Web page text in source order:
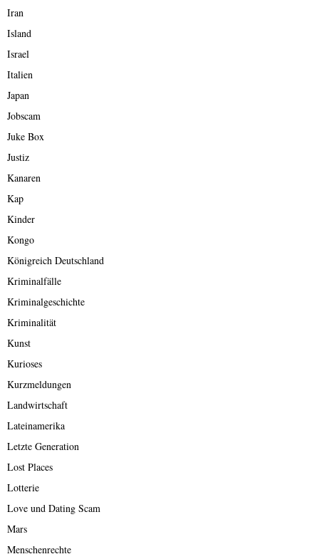
Iran
Island
Israel
Italien
Japan
Jobscam
Juke Box
Justiz
Kanaren
Kap
Kinder
Kongo
Königreich Deutschland
Kriminalfälle
Kriminalgeschichte
Kriminalität
Kunst
Kurioses
Kurzmeldungen
Landwirtschaft
Lateinamerika
Letzte Generation
Lost Places
Lotterie
Love und Dating Scam
Mars
Menschenrechte